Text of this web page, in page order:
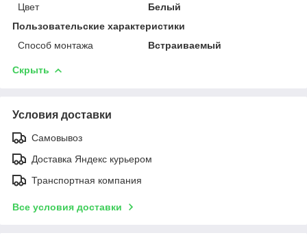
Цвет
Белый
Пользовательские характеристики
Способ монтажа
Встраиваемый
Скрыть
Условия доставки
Самовывоз
Доставка Яндекс курьером
Транспортная компания
Все условия доставки